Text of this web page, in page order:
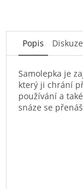
Popis Diskuze
Samolepka je
který ji chrání
používání a
snáze se